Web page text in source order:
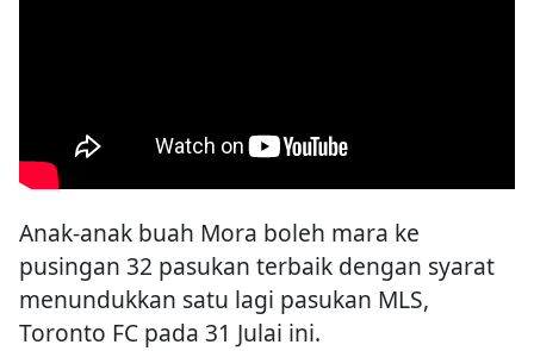
Anak-anak buah Mora boleh mara ke
pusingan 32 pasukan terbaik dengan syarat
menundukkan satu lagi pasukan MLS,
Toronto FC pada 31 Julai ini.